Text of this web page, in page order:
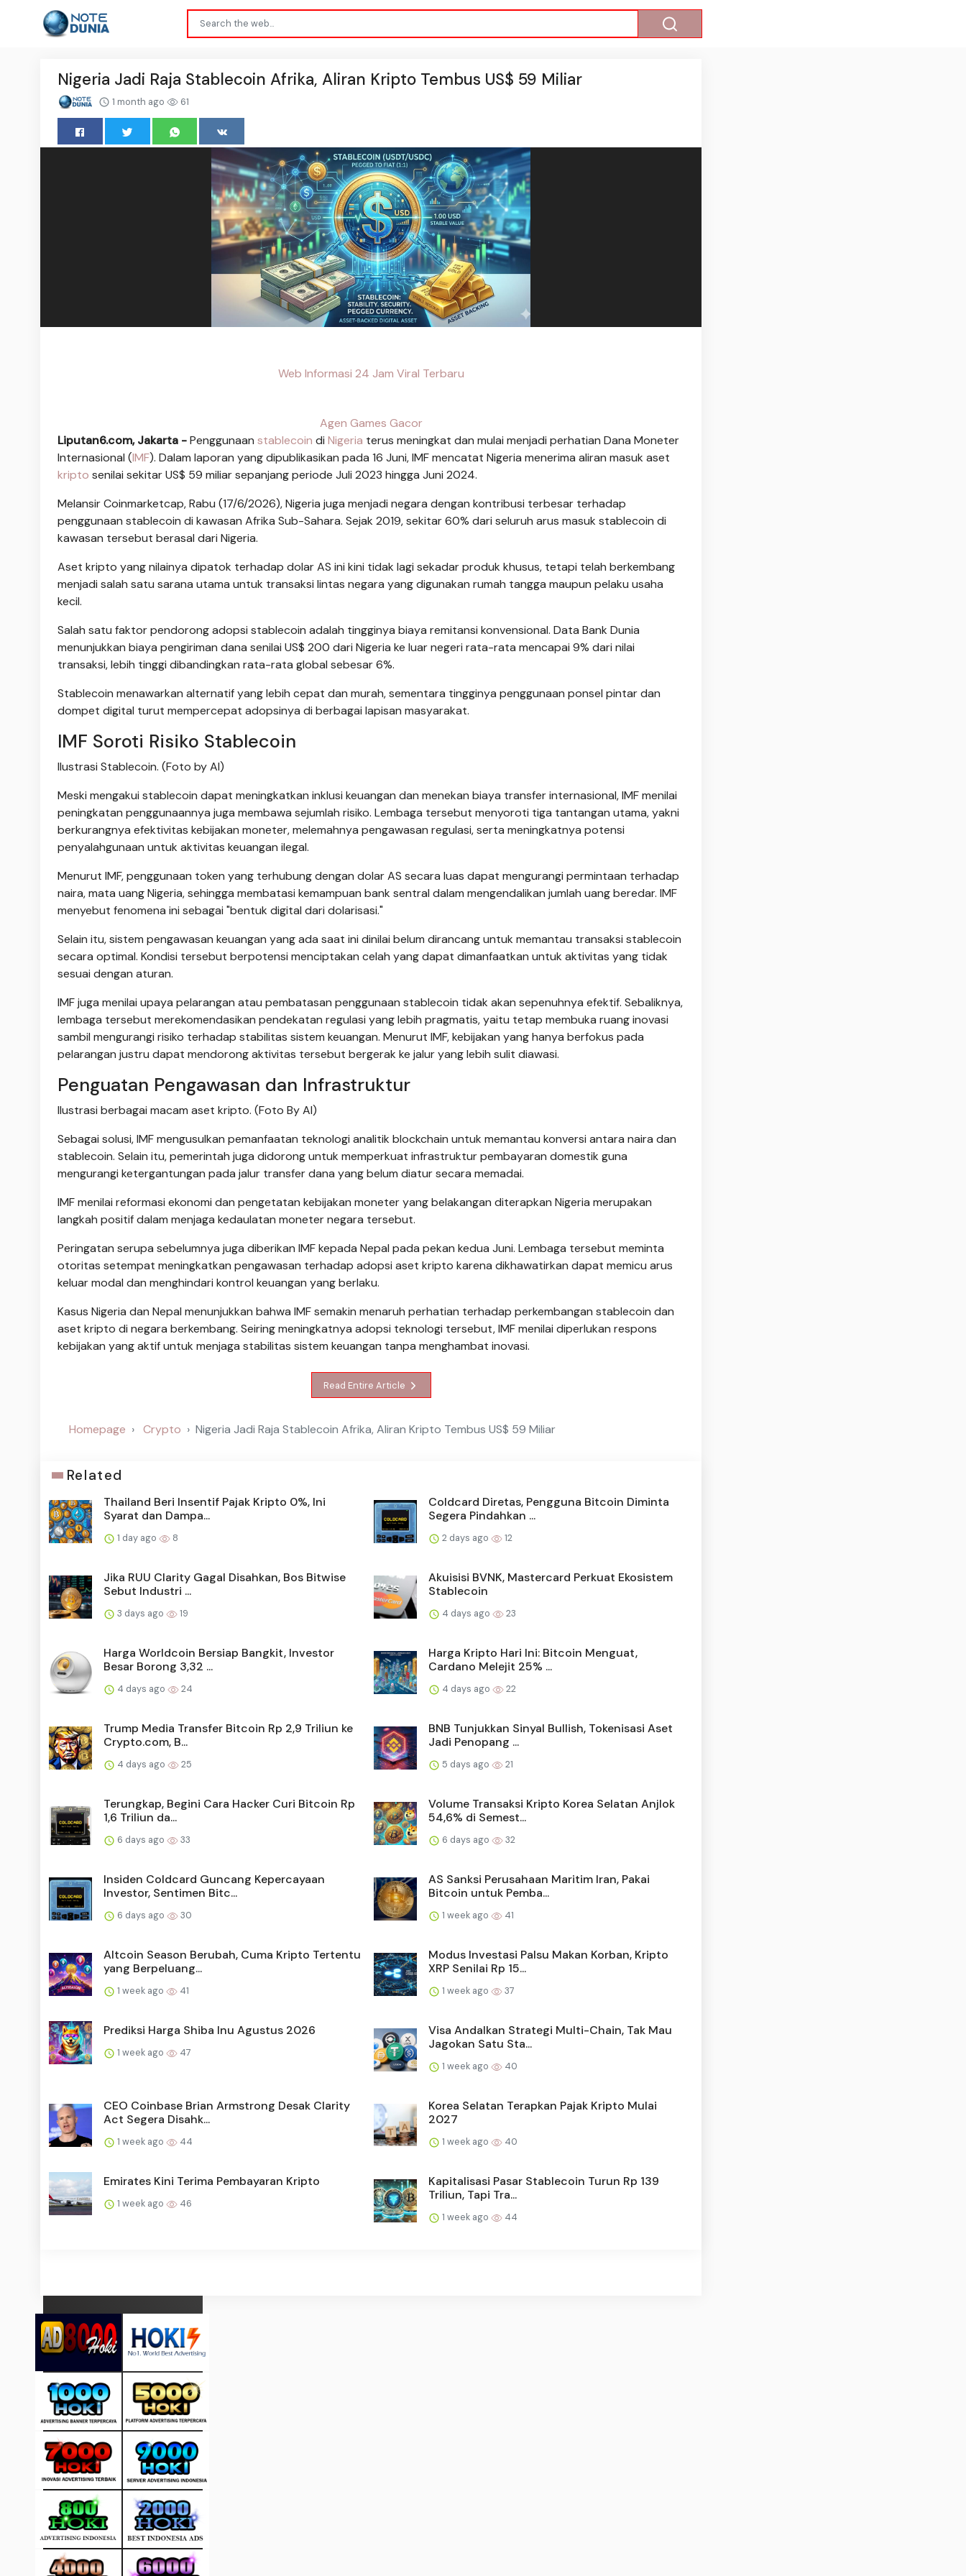
Nigeria Jadi Raja Stablecoin Afrika, Aliran Kripto Tembus US$ 59 Miliar
1 month ago 61
Web Informasi 24 Jam Viral Terbaru
Agen Games Gacor
Liputan6.com, Jakarta -Penggunaan stablecoin di Nigeria terus meningkat dan mulai menjadi perhatian Dana Moneter
Internasional (IMF). Dalam laporan yang dipublikasikan pada 16 Juni, IMF mencatat Nigeria menerima aliran masuk aset
kripto senilai sekitar US$ 59 miliar sepanjang periode Juli 2023 hingga Juni 2024.
Melansir Coinmarketcap, Rabu (17/6/2026), Nigeria juga menjadi negara dengan kontribusi terbesar terhadap
penggunaan stablecoin di kawasan Afrika Sub-Sahara. Sejak 2019, sekitar 60% dari seluruh arus masuk stablecoin di
kawasan tersebut berasal dari Nigeria.
Aset kripto yang nilainya dipatok terhadap dolar AS ini kini tidak lagi sekadar produk khusus, tetapi telah berkembang
menjadi salah satu sarana utama untuk transaksi lintas negara yang digunakan rumah tangga maupun pelaku usaha
kecil.
Salah satu faktor pendorong adopsi stablecoin adalah tingginya biaya remitansi konvensional. Data Bank Dunia
menunjukkan biaya pengiriman dana senilai US$ 200 dari Nigeria ke luar negeri rata-rata mencapai 9% dari nilai
transaksi, lebih tinggi dibandingkan rata-rata global sebesar 6%.
Stablecoin menawarkan alternatif yang lebih cepat dan murah, sementara tingginya penggunaan ponsel pintar dan
dompet digital turut mempercepat adopsinya di berbagai lapisan masyarakat.
IMF Soroti Risiko Stablecoin
Ilustrasi Stablecoin. (Foto by AI)
Meski mengakui stablecoin dapat meningkatkan inklusi keuangan dan menekan biaya transfer internasional, IMF menilai
peningkatan penggunaannya juga membawa sejumlah risiko. Lembaga tersebut menyoroti tiga tantangan utama, yakni
berkurangnya efektivitas kebijakan moneter, melemahnya pengawasan regulasi, serta meningkatnya potensi
penyalahgunaan untuk aktivitas keuangan ilegal.
Menurut IMF, penggunaan token yang terhubung dengan dolar AS secara luas dapat mengurangi permintaan terhadap
naira, mata uang Nigeria, sehingga membatasi kemampuan bank sentral dalam mengendalikan jumlah uang beredar. IMF
menyebut fenomena ini sebagai "bentuk digital dari dolarisasi."
Selain itu, sistem pengawasan keuangan yang ada saat ini dinilai belum dirancang untuk memantau transaksi stablecoin
secara optimal. Kondisi tersebut berpotensi menciptakan celah yang dapat dimanfaatkan untuk aktivitas yang tidak
sesuai dengan aturan.
IMF juga menilai upaya pelarangan atau pembatasan penggunaan stablecoin tidak akan sepenuhnya efektif. Sebaliknya,
lembaga tersebut merekomendasikan pendekatan regulasi yang lebih pragmatis, yaitu tetap membuka ruang inovasi
sambil mengurangi risiko terhadap stabilitas sistem keuangan. Menurut IMF, kebijakan yang hanya berfokus pada
pelarangan justru dapat mendorong aktivitas tersebut bergerak ke jalur yang lebih sulit diawasi.
Penguatan Pengawasan dan Infrastruktur
Ilustrasi berbagai macam aset kripto. (Foto By AI)
Sebagai solusi, IMF mengusulkan pemanfaatan teknologi analitik blockchain untuk memantau konversi antara naira dan
stablecoin. Selain itu, pemerintah juga didorong untuk memperkuat infrastruktur pembayaran domestik guna
mengurangi ketergantungan pada jalur transfer dana yang belum diatur secara memadai.
IMF menilai reformasi ekonomi dan pengetatan kebijakan moneter yang belakangan diterapkan Nigeria merupakan
langkah positif dalam menjaga kedaulatan moneter negara tersebut.
Peringatan serupa sebelumnya juga diberikan IMF kepada Nepal pada pekan kedua Juni. Lembaga tersebut meminta
otoritas setempat meningkatkan pengawasan terhadap adopsi aset kripto karena dikhawatirkan dapat memicu arus
keluar modal dan menghindari kontrol keuangan yang berlaku.
Kasus Nigeria dan Nepal menunjukkan bahwa IMF semakin menaruh perhatian terhadap perkembangan stablecoin dan
aset kripto di negara berkembang. Seiring meningkatnya adopsi teknologi tersebut, IMF menilai diperlukan respons
kebijakan yang aktif untuk menjaga stabilitas sistem keuangan tanpa menghambat inovasi.
Read Entire Article
Homepage Crypto Nigeria Jadi Raja Stablecoin Afrika, Aliran Kripto Tembus US$ 59 Miliar
Related
Thailand Beri Insentif Pajak Kripto 0%, Ini
Syarat dan Dampa...
1 day ago 8
Coldcard Diretas, Pengguna Bitcoin Diminta
Segera Pindahkan ...
2 days ago 12
Jika RUU Clarity Gagal Disahkan, Bos Bitwise
Sebut Industri ...
3 days ago 19
Akuisisi BVNK, Mastercard Perkuat Ekosistem
Stablecoin
4 days ago 23
Harga Worldcoin Bersiap Bangkit, Investor
Besar Borong 3,32 ...
4 days ago 24
Harga Kripto Hari Ini: Bitcoin Menguat,
Cardano Melejit 25% ...
4 days ago 22
Trump Media Transfer Bitcoin Rp 2,9 Triliun ke
Crypto.com, B...
4 days ago 25
BNB Tunjukkan Sinyal Bullish, Tokenisasi Aset
Jadi Penopang ...
5 days ago 21
Terungkap, Begini Cara Hacker Curi Bitcoin Rp
1,6 Triliun da...
6 days ago 33
Volume Transaksi Kripto Korea Selatan Anjlok
54,6% di Semest...
6 days ago 32
Insiden Coldcard Guncang Kepercayaan
Investor, Sentimen Bitc...
6 days ago 30
AS Sanksi Perusahaan Maritim Iran, Pakai
Bitcoin untuk Pemba...
1 week ago 41
Altcoin Season Berubah, Cuma Kripto Tertentu
yang Berpeluang...
1 week ago 41
Modus Investasi Palsu Makan Korban, Kripto
XRP Senilai Rp 15...
1 week ago 37
Prediksi Harga Shiba Inu Agustus 2026
1 week ago 47
Visa Andalkan Strategi Multi-Chain, Tak Mau
Jagokan Satu Sta...
1 week ago 40
CEO Coinbase Brian Armstrong Desak Clarity
Act Segera Disahk...
1 week ago 44
Korea Selatan Terapkan Pajak Kripto Mulai
2027
1 week ago 40
Emirates Kini Terima Pembayaran Kripto
1 week ago 46
Kapitalisasi Pasar Stablecoin Turun Rp 139
Triliun, Tapi Tra...
1 week ago 44